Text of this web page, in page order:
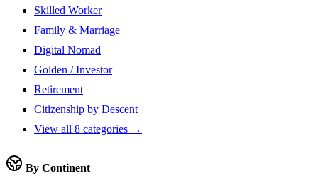
Skilled Worker
Family & Marriage
Digital Nomad
Golden / Investor
Retirement
Citizenship by Descent
View all 8 categories →
By Continent